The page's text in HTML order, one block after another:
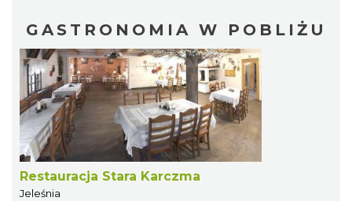
GASTRONOMIA W POBLIŻU
Restauracja Stara Karczma
Jeleśnia